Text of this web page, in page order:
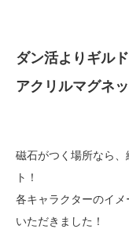
ダン活よりギル
アクリルマグネ
磁石がつく場所なら
ト！
各キャラクターのイ
いただきました！